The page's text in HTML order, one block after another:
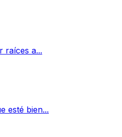
raíces a...
esté bien...